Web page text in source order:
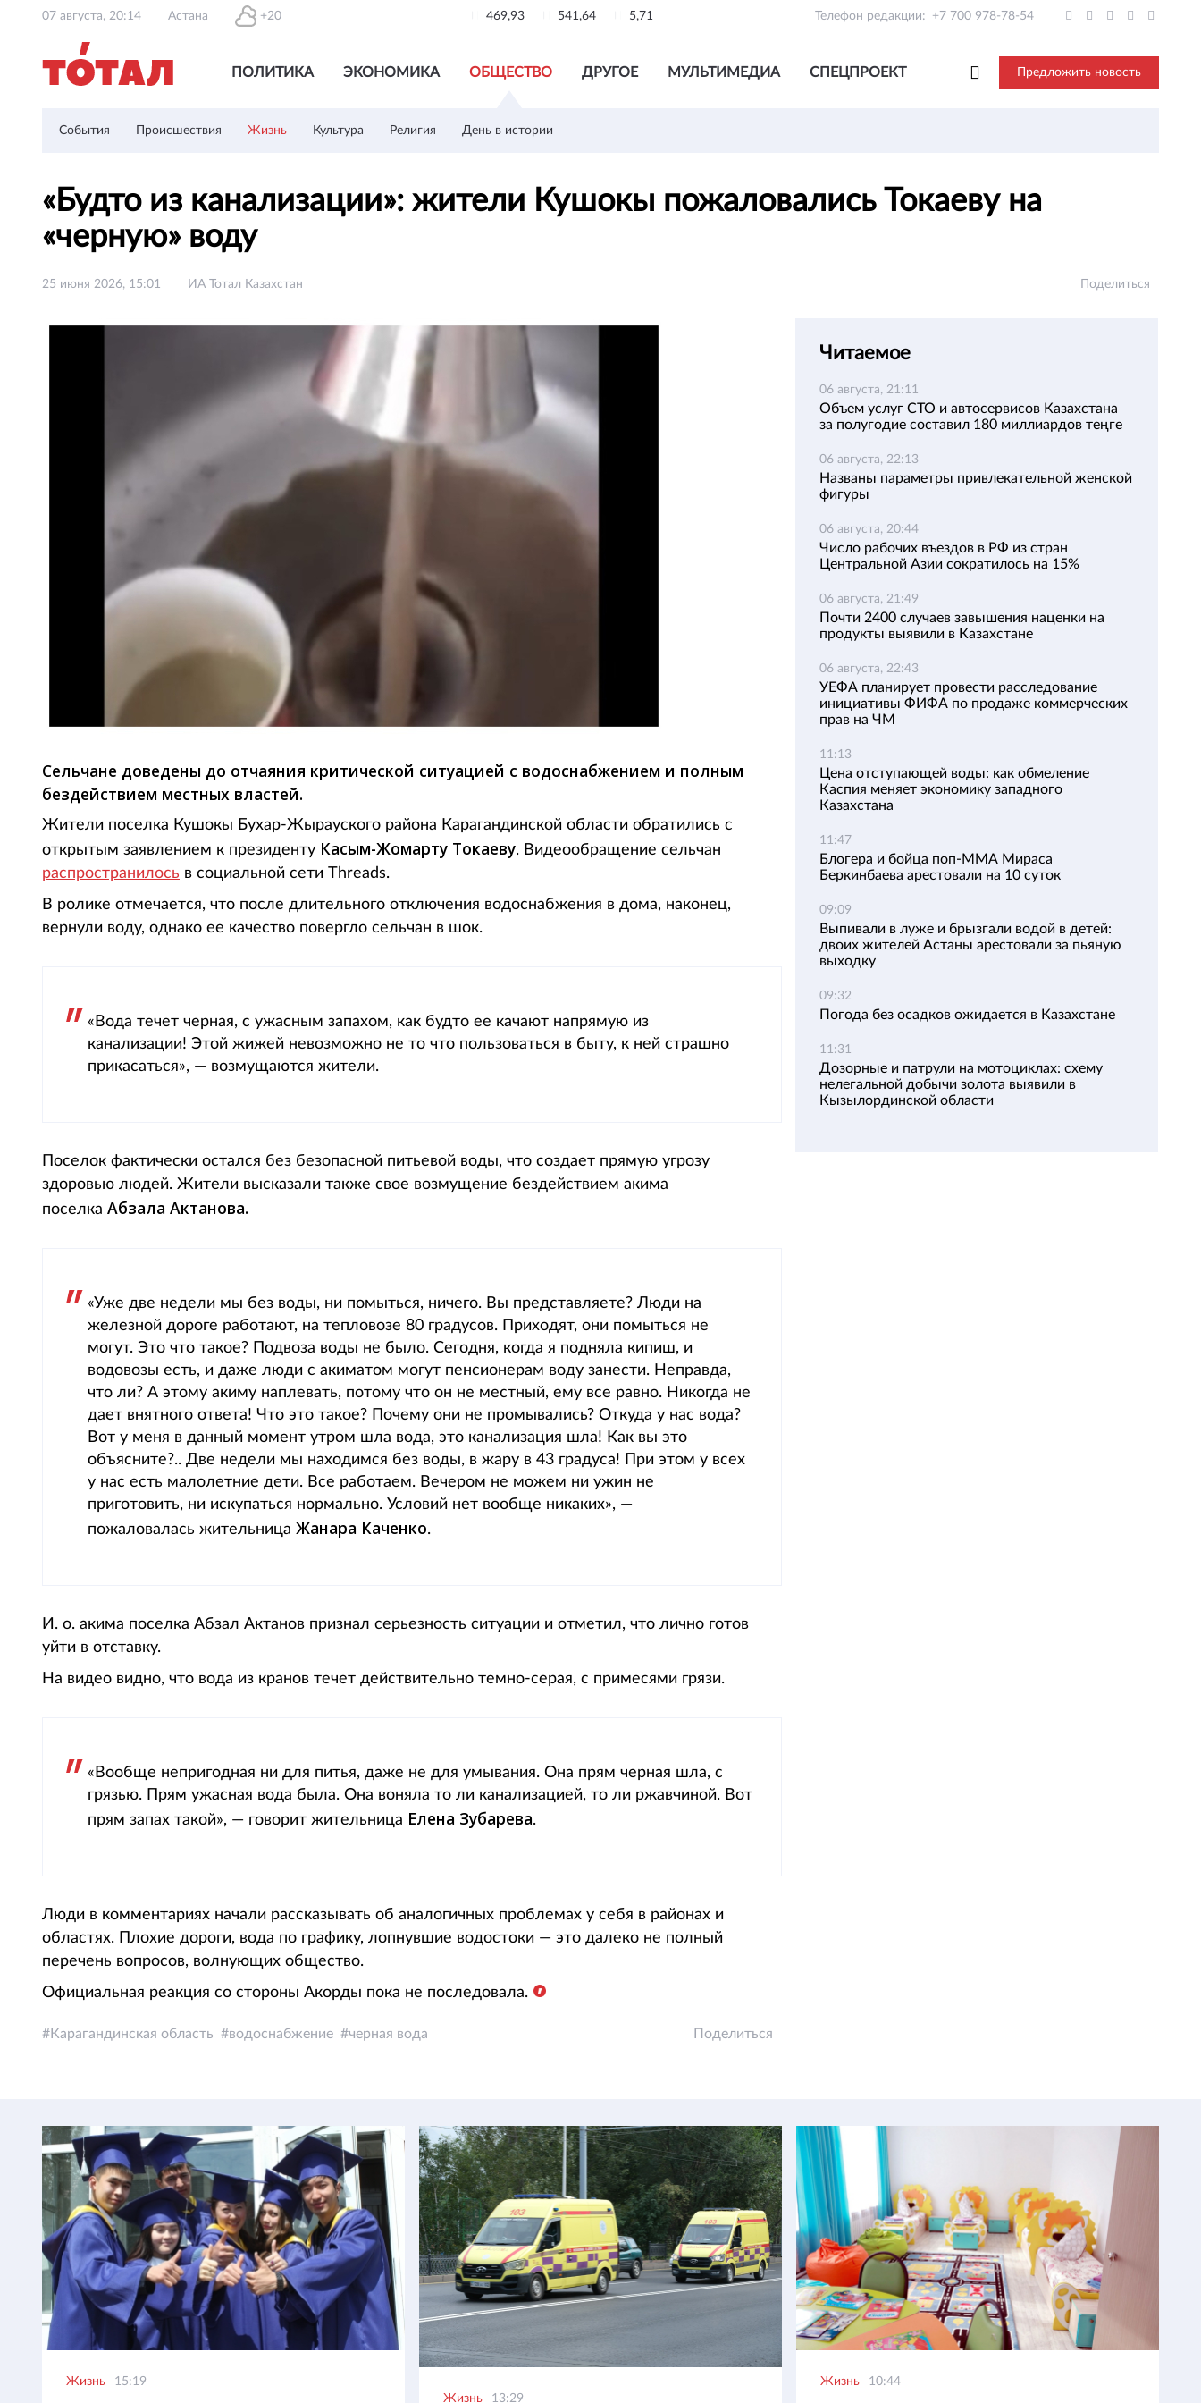
07 августа, 20:14 Астана +20 469,93 541,64 5,71 Телефон редакции: +7 700 978-78-54
ПОЛИТИКА ЭКОНОМИКА ОБЩЕСТВО ДРУГОЕ МУЛЬТИМЕДИА СПЕЦПРОЕКТ Предложить новость
События Происшествия Жизнь Культура Религия День в истории
«Будто из канализации»: жители Кушокы пожаловались Токаеву на
«черную» воду
25 июня 2026, 15:01 ИА Тотал Казахстан Поделиться
Сельчане доведены до отчаяния критической ситуацией с водоснабжением и полным
бездействием местных властей.
Жители поселка Кушокы Бухар-Жырауского района Карагандинской области обратились с
открытым заявлением к президенту Касым-Жомарту Токаеву. Видеообращение сельчан
распространилось в социальной сети Threads.
В ролике отмечается, что после длительного отключения водоснабжения в дома, наконец,
вернули воду, однако ее качество повергло сельчан в шок.
«Вода течет черная, с ужасным запахом, как будто ее качают напрямую из
канализации! Этой жижей невозможно не то что пользоваться в быту, к ней страшно
прикасаться», — возмущаются жители.
Поселок фактически остался без безопасной питьевой воды, что создает прямую угрозу
здоровью людей. Жители высказали также свое возмущение бездействием акима
поселка Абзала Актанова.
«Уже две недели мы без воды, ни помыться, ничего. Вы представляете? Люди на
железной дороге работают, на тепловозе 80 градусов. Приходят, они помыться не
могут. Это что такое? Подвоза воды не было. Сегодня, когда я подняла кипиш, и
водовозы есть, и даже люди с акиматом могут пенсионерам воду занести. Неправда,
что ли? А этому акиму наплевать, потому что он не местный, ему все равно. Никогда не
дает внятного ответа! Что это такое? Почему они не промывались? Откуда у нас вода?
Вот у меня в данный момент утром шла вода, это канализация шла! Как вы это
объясните?.. Две недели мы находимся без воды, в жару в 43 градуса! При этом у всех
у нас есть малолетние дети. Все работаем. Вечером не можем ни ужин не
приготовить, ни искупаться нормально. Условий нет вообще никаких», —
пожаловалась жительница Жанара Каченко.
И. о. акима поселка Абзал Актанов признал серьезность ситуации и отметил, что лично готов
уйти в отставку.
На видео видно, что вода из кранов течет действительно темно-серая, с примесями грязи.
«Вообще непригодная ни для питья, даже не для умывания. Она прям черная шла, с
грязью. Прям ужасная вода была. Она воняла то ли канализацией, то ли ржавчиной. Вот
прям запах такой», — говорит жительница Елена Зубарева.
Люди в комментариях начали рассказывать об аналогичных проблемах у себя в районах и
областях. Плохие дороги, вода по графику, лопнувшие водостоки — это далеко не полный
перечень вопросов, волнующих общество.
Официальная реакция со стороны Акорды пока не последовала.
Карагандинская область водоснабжение черная вода Поделиться
Читаемое
06 августа, 21:11
Объем услуг СТО и автосервисов Казахстана
за полугодие составил 180 миллиардов теңге
06 августа, 22:13
Названы параметры привлекательной женской
фигуры
06 августа, 20:44
Число рабочих въездов в РФ из стран
Центральной Азии сократилось на 15%
06 августа, 21:49
Почти 2400 случаев завышения наценки на
продукты выявили в Казахстане
06 августа, 22:43
УЕФА планирует провести расследование
инициативы ФИФА по продаже коммерческих
прав на ЧМ
11:13
Цена отступающей воды: как обмеление
Каспия меняет экономику западного
Казахстана
11:47
Блогера и бойца поп-ММА Мираса
Беркинбаева арестовали на 10 суток
09:09
Выпивали в луже и брызгали водой в детей:
двоих жителей Астаны арестовали за пьяную
выходку
09:32
Погода без осадков ожидается в Казахстане
11:31
Дозорные и патрули на мотоциклах: схему
нелегальной добычи золота выявили в
Кызылординской области
Жизнь
15:19
Жизнь
13:29
Жизнь 10:44